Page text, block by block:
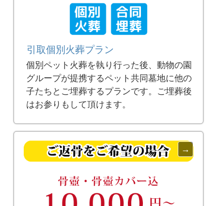
引取個別火葬プラン
個別ペット火葬を執り行った後、動物の園
グループが提携するペット共同墓地に他の
子たちとご埋葬するプランです。ご埋葬後
はお参りもして頂けます。